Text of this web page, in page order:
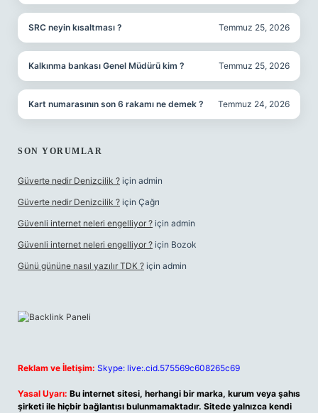
SRC neyin kısaltması ? Temmuz 25, 2026
Kalkınma bankası Genel Müdürü kim ? Temmuz 25, 2026
Kart numarasının son 6 rakamı ne demek ? Temmuz 24, 2026
SON YORUMLAR
Güverte nedir Denizcilik ? için admin
Güverte nedir Denizcilik ? için Çağrı
Güvenli internet neleri engelliyor ? için admin
Güvenli internet neleri engelliyor ? için Bozok
Günü gününe nasıl yazılır TDK ? için admin
Reklam ve İletişim: Skype: live:.cid.575569c608265c69
Yasal Uyarı: Bu internet sitesi, herhangi bir marka, kurum veya şahıs
şirketi ile hiçbir bağlantısı bulunmamaktadır. Sitede yalnızca kendi